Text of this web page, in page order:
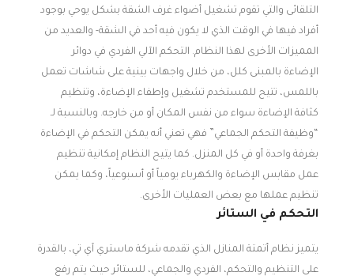
التلقائى والتي تقوم تشغيل أضواء غرف الشقة بشكل يوحي بوجود
أفراد فيها في الوقت الذي لا يكون فيه أحد في الشقة- والعديد من
المميزات الأخرى لهذا النظام. التحكم الآلي الفردي في دوائر
الإضاءة بالمبنى كلل، من خلال واجهات بينية على شاشات تعمل
باللمس، تتيح للمستخدم تشغيل وإطفاء الإضاءة، وتنظيم
كثافة الإضاءة سواء من نفس المكان أو من خارجه. وبالنسبة لـ
“وظيفة التحكم الجماعي” فهي تعني أنه يمكن التحكم في الإضاءة
بغرفة واحدة أو في كل المنزل. كما يتيح النظام إمكانية تنظيم
عمل مقابس الإضاءة والكهرباء يومياً أو أسبوعياً، وكما يمكن
تنظيم عملها مع بعض العمليات الأخرى.
التحكم في الستائر
يتميز نظام أتمتة المنازل الذي تقدمه شركة ماستري آي تي، بالقدرة
على التنظيم والتحكم، الفردي والجماعي، للستائر حيث يتم رفع